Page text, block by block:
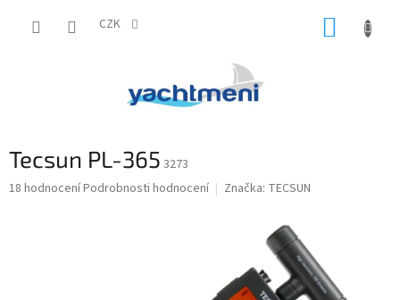
CZK
Tecsun PL-365 3273
Průměrné
18 hodnoceníPodrobnosti hodnocení Značka: TECSUN